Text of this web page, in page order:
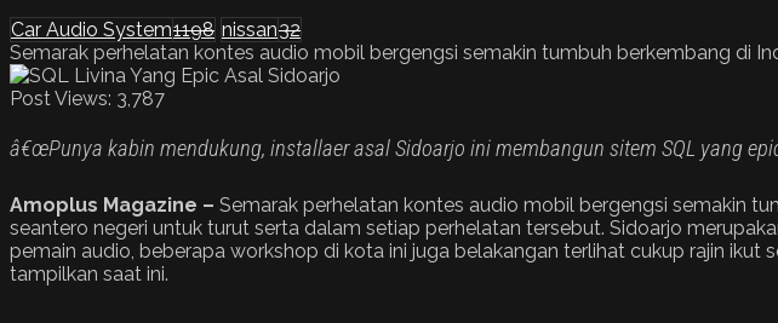
Car Audio System1198 nissan32
Semarak perhelatan kontes audio mobil bergengsi semakin tumbuh berkembang di
Post Views: 3,787
â€œPunya kabin mendukung, installaer asal Sidoarjo ini membangun sitem SQL yang
Amoplus Magazine – Semarak perhelatan kontes audio mobil bergengsi semakin
seantero negeri untuk turut serta dalam setiap perhelatan tersebut. Sidoarjo
pemain audio, beberapa workshop di kota ini juga belakangan terlihat cukup rajin
tampilkan saat ini.